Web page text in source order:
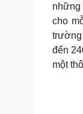
Sức
Dinh
Cây
Sản
Nam
Làm
những
cho
trường
đến
một